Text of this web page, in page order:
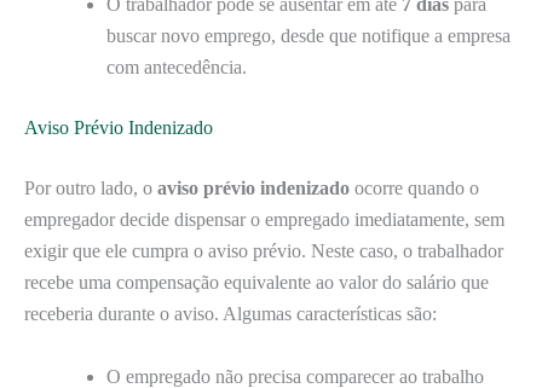
O trabalhador pode se ausentar em até 7 dias para
buscar novo emprego, desde que notifique a empresa
com antecedência.
Aviso Prévio Indenizado
Por outro lado, o aviso prévio indenizado ocorre quando o
empregador decide dispensar o empregado imediatamente, sem
exigir que ele cumpra o aviso prévio. Neste caso, o trabalhador
recebe uma compensação equivalente ao valor do salário que
receberia durante o aviso. Algumas características são:
O empregado não precisa comparecer ao trabalho